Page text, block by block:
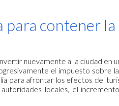
contener
nuevamente a la ciudad en
el impuesto sobre
para afrontar los efectos del
locales, el